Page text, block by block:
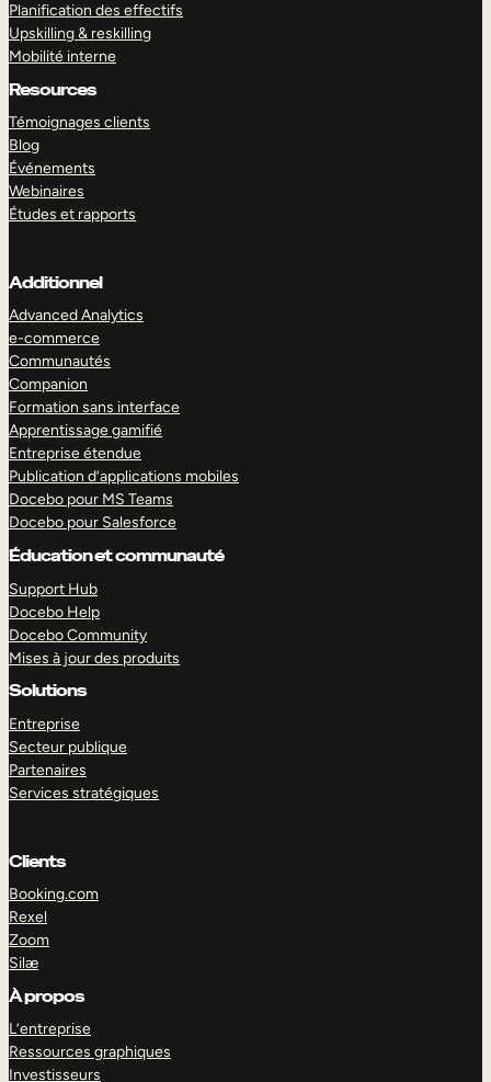
Planification des effectifs
Upskilling & reskilling
Mobilité interne
Resources
Témoignages clients
Blog
Événements
Webinaires
Études et rapports
Additionnel
Advanced Analytics
e-commerce
Communautés
Companion
Formation sans interface
Apprentissage gamifié
Entreprise étendue
Publication d’applications mobiles
Docebo pour MS Teams
Docebo pour Salesforce
Éducation et communauté
Support Hub
Docebo Help
Docebo Community
Mises à jour des produits
Solutions
Entreprise
Secteur publique
Partenaires
Services stratégiques
Clients
Booking.com
Rexel
Zoom
Silæ
À propos
L’entreprise
Ressources graphiques
Investisseurs